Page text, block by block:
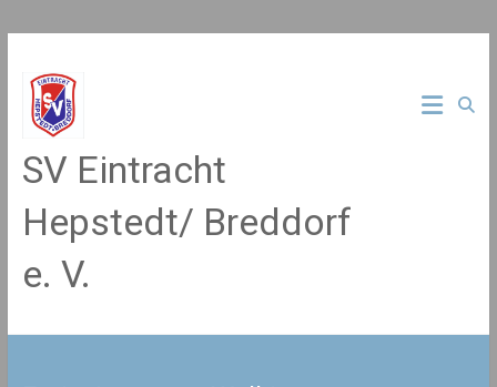
springen
SV Eintracht
Hepstedt/ Breddorf
e. V.